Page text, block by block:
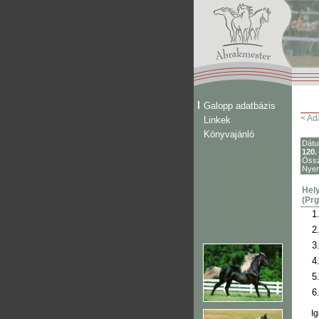
Galopp adatbázis
Linkek
Könyvajánló
<
120.
1.
2.
3.
4.
5.
6.